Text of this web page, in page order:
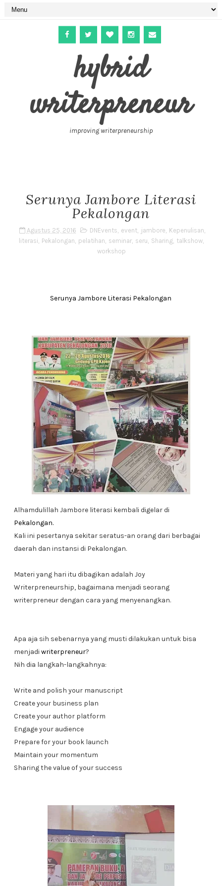
hybrid
writerpreneur
improving writerpreneurship
Serunya Jambore Literasi
Pekalongan
Agustus 25, 2016 DNEvents, event, jambore, Kepenulisan,
literasi, Pekalongan, pelatihan, seminar, seru, Sharing, talkshow,
workshop
Serunya Jambore Literasi Pekalongan
Alhamdulillah Jambore literasi kembali digelar di
Pekalongan.
Kali ini pesertanya sekitar seratus-an orang dari berbagai
daerah dan instansi di Pekalongan.
Materi yang hari itu dibagikan adalah Joy
Writerpreneurship, bagaimana menjadi seorang
writerpreneur dengan cara yang menyenangkan.
Apa aja sih sebenarnya yang musti dilakukan untuk bisa
menjadi writerpreneur?
Nih dia langkah-langkahnya:
Write and polish your manuscript
Create your business plan
Create your author platform
Engage your audience
Prepare for your book launch
Maintain your momentum
Sharing the value of your success